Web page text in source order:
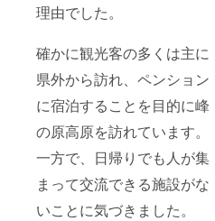
理由でした。
確かに観光客の多くは主に
県外から訪れ、ペンション
に宿泊することを目的に峰
の原高原を訪れています。
一方で、日帰りでも人が集
まって交流できる施設がな
いことに気づきました。